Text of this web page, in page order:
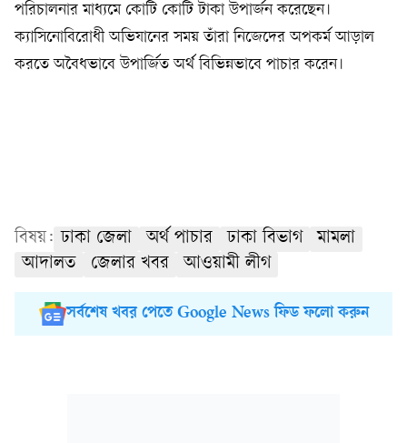
পরিচালনার মাধ্যমে কোটি কোটি টাকা উপার্জন করেছেন।
ক্যাসিনোবিরোধী অভিযানের সময় তাঁরা নিজেদের অপকর্ম আড়াল
করতে অবৈধভাবে উপার্জিত অর্থ বিভিন্নভাবে পাচার করেন।
বিষয়: ঢাকা জেলা অর্থ পাচার ঢাকা বিভাগ
মামলা
আদালত
জেলার খবর আওয়ামী লীগ
সর্বশেষ খবর পেতে Google News ফিড ফলো করুন